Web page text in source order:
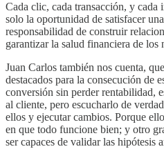
Cada clic, cada transacción, y cada
solo la oportunidad de satisfacer
responsabilidad de construir
garantizar la salud financiera de los
Juan Carlos también nos cuenta,
destacados para la consecución de
conversión sin perder rentabilidad,
al cliente, pero escucharlo de
ellos y ejecutar cambios. Porque
en que todo funcione bien; y otro
ser capaces de validar las hipótesis